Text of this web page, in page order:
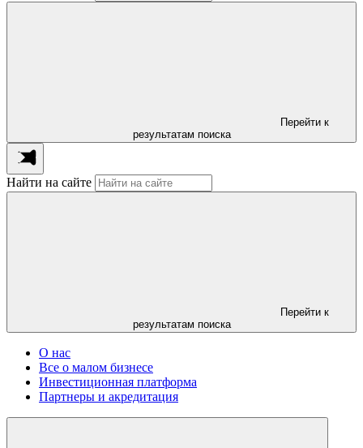
Перейти к
результатам поиска
Найти на сайте
Перейти к
результатам поиска
О нас
Все о малом бизнесе
Инвестиционная платформа
Партнеры и акредитация